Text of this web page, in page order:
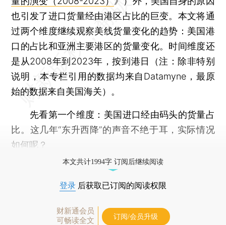
也引发了进口货量经由港区占比的巨变。本文将通
过两个维度继续观察美线货量变化的趋势：美国港
口的占比和亚洲主要港区的货量变化。时间维度还
是从2008年到2023年，按到港日（注：除非特别
说明，本专栏引用的数据均来自Datamyne，最原
始的数据来自美国海关）。
先看第一个维度：美国进口经由码头的货量占
比。这几年“东升西降”的声音不绝于耳，实际情况
如何呢？
本文共计1994字 订阅后继续阅读
登录 后获取已订阅的阅读权限
财新通会员
可畅读全文
订阅/会员升级